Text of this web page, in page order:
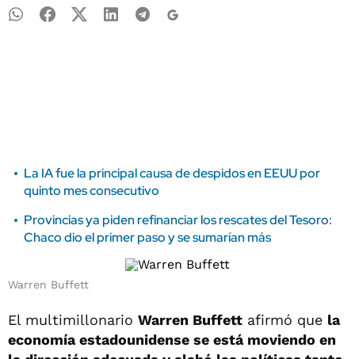
La IA fue la principal causa de despidos en EEUU por
quinto mes consecutivo
Provincias ya piden refinanciar los rescates del Tesoro:
Chaco dio el primer paso y se sumarían más
Warren Buffett
El multimillonario Warren Buffett afirmó que la
economía estadounidense se está moviendo en